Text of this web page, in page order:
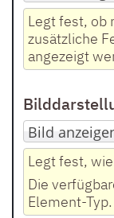
Legt fest, ob
zusätzliche
angezeigt
Legt fest,
Die
Element-Typ.